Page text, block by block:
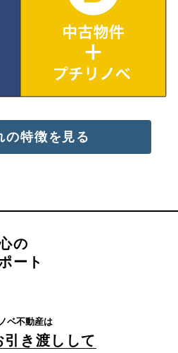
の特徴を見る
の
ート
ベ不動産は
引き渡しして